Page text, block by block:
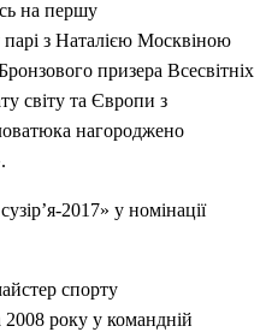
на першу
з Наталією Москвіною
призера Всесвітніх
світу та Європи з
нагороджено
2017» у номінації
спорту
2008 року у командній